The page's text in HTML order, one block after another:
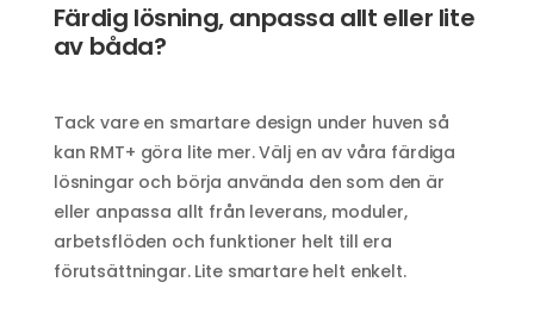
Färdig lösning, anpassa allt eller lite
av båda?
Tack vare en smartare design under huven så
kan RMT+ göra lite mer. Välj en av våra färdiga
lösningar och börja använda den som den är
eller anpassa allt från leverans, moduler,
arbetsflöden och funktioner helt till era
förutsättningar. Lite smartare helt enkelt.